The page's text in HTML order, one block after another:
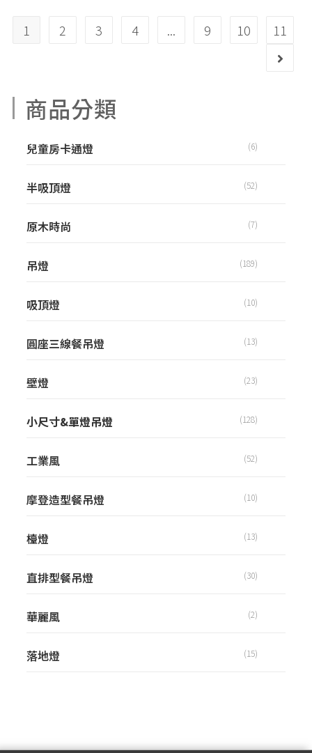
1 2 3 4 ... 9 10 11
商品分類
兒童房卡通燈 (6)
半吸頂燈 (52)
原木時尚 (7)
吊燈 (189)
吸頂燈 (10)
圓座三線餐吊燈 (13)
壁燈 (23)
小尺寸&單燈吊燈 (128)
工業風 (52)
摩登造型餐吊燈 (10)
檯燈 (13)
直排型餐吊燈 (30)
華麗風 (2)
落地燈 (15)